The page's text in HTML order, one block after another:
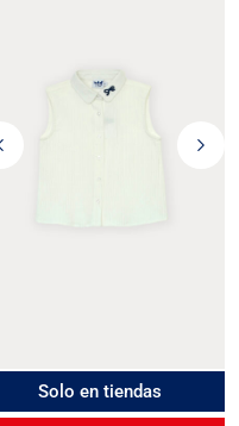
Solo en tiendas